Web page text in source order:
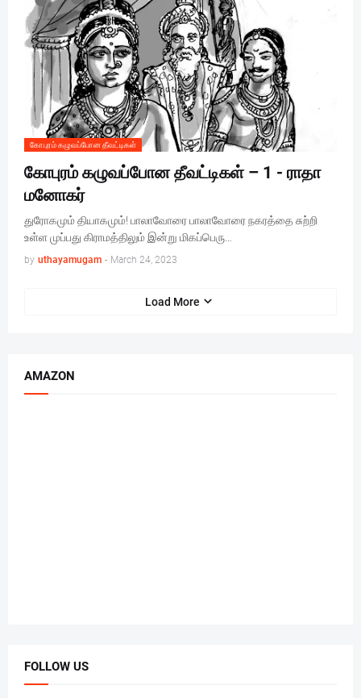
கோபுரம் கழுவப்போன தீவட்டிகள்
கோபுரம் கழுவப்போன தீவட்டிகள் – 1 - ராதா
மனோகர்
துரோகமும் தியாகமும்! பாலாவோரை பாலாவோரை நகரத்தை சுற்றி
உள்ள முப்பது கிராமத்திலும் இன்று மிகப்பெரு…
by uthayamugam - March 24, 2023
Load More
AMAZON
FOLLOW US